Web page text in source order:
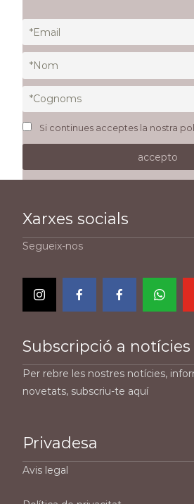
Si continues acceptes la nostra
Xarxes socials
Segueix-nos
Subscripció a notícies
Per rebre les nostres notícies,
novetats, subscriu-te aquí
Privadesa
Avis legal